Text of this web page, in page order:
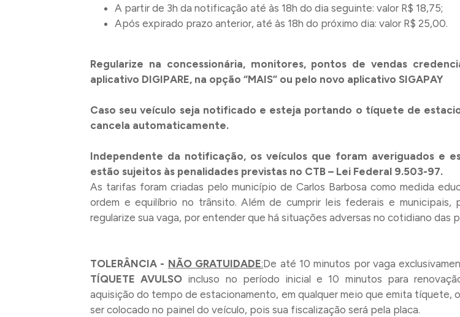
A partir de 3h da notificação até às 18h do dia seguinte: valor R$ 18,75;
Após expirado prazo anterior, até às 18h do próximo dia: valor R$ 25,00.
Regularize na concessionária, monitores, pontos de vendas
aplicativo DIGIPARE, na opção “MAIS” ou pelo novo aplicativo SIGAPAY
Caso seu veículo seja notificado e esteja portando o tíquete de
cancela automaticamente.
Independente da notificação, os veículos que foram averiguados e
estão sujeitos às penalidades previstas no CTB – Lei Federal 9.503-97.
As tarifas foram criadas pelo município de Carlos Barbosa como medida
ordem e equilíbrio no trânsito. Além de cumprir leis federais e municipais,
regularize sua vaga, por entender que há situações adversas no cotidiano das
TOLERÂNCIA - NÃO GRATUIDADE:De até 10 minutos por vaga
TÍQUETE AVULSO incluso no período inicial e 10 minutos para
aquisição do tempo de estacionamento, em qualquer meio que emita tíquete,
ser colocado no painel do veículo, pois sua fiscalização será pela placa.